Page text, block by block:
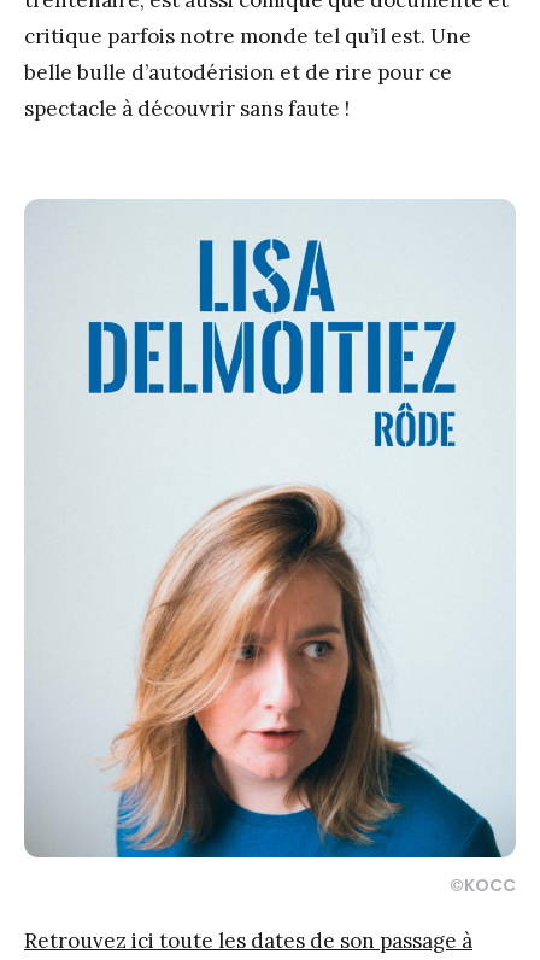
critique parfois notre monde tel qu’il est. Une
belle bulle d’autodérision et de rire pour ce
spectacle à découvrir sans faute !
©KOCC
Retrouvez ici toute les dates de son passage à